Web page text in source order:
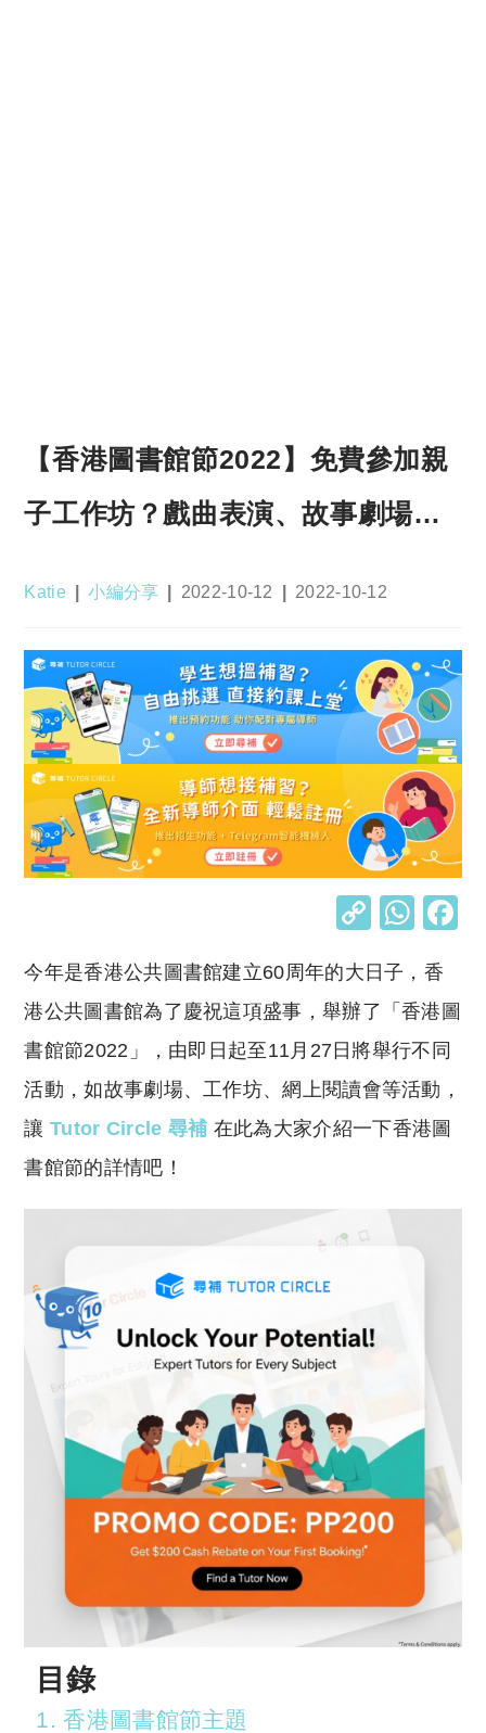
【香港圖書館節2022】免費參加親
子工作坊？戲曲表演、故事劇場…
Post
Katie
Post
小編分享
Post
2022-10-12
Post
2022-10-12
C
p
y
Li
n
k
W
at
s
A
p
p
今年是香港公共圖書館建立60周年的大日子，香
港公共圖書館為了慶祝這項盛事，舉辦了「香港圖
書館節2022」，由即日起至11月27日將舉行不同
活動，如故事劇場、工作坊、網上閱讀會等活動，
讓Tutor Circle 尋補 在此為大家介紹一下香港圖
書館節的詳情吧！
目錄
1. 香港圖書館節主題